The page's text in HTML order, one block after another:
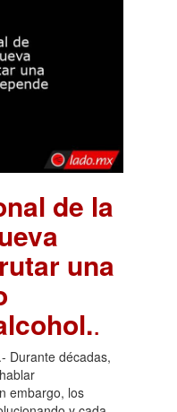
de la
una
.
Durante décadas,
embargo, los